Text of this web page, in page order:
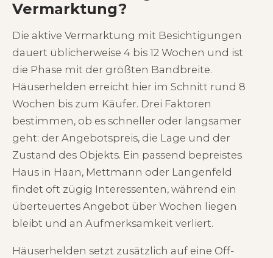
Vermarktung?
Die aktive Vermarktung mit Besichtigungen
dauert üblicherweise 4 bis 12 Wochen und ist
die Phase mit der größten Bandbreite.
Häuserhelden erreicht hier im Schnitt rund 8
Wochen bis zum Käufer. Drei Faktoren
bestimmen, ob es schneller oder langsamer
geht: der Angebotspreis, die Lage und der
Zustand des Objekts. Ein passend bepreistes
Haus in Haan, Mettmann oder Langenfeld
findet oft zügig Interessenten, während ein
überteuertes Angebot über Wochen liegen
bleibt und an Aufmerksamkeit verliert.
Häuserhelden setzt zusätzlich auf eine Off-